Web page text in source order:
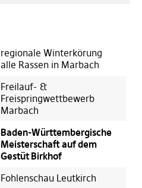
regionale Winterkörung
alle Rassen in Marbach
Freilauf- &
Freispringwettbewerb
Marbach
Baden-Württembergische
Meisterschaft auf dem
Gestüt Birkhof
Fohlenschau Leutkirch